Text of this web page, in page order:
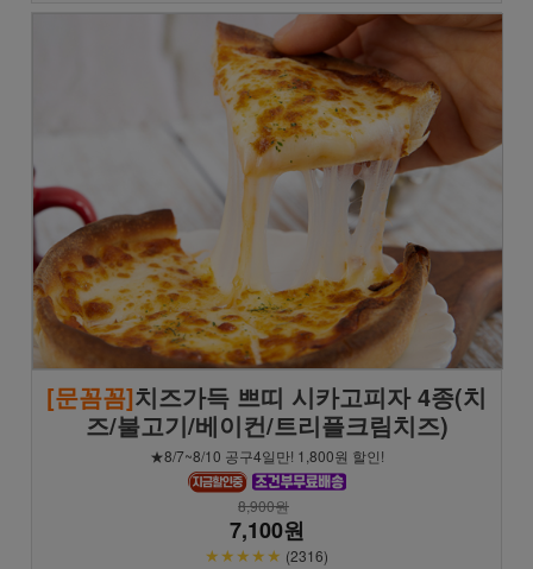
[문꼼꼼]치즈가득 쁘띠 시카고피자 4종(치
즈/불고기/베이컨/트리플크림치즈)
★8/7~8/10 공구4일만! 1,800원 할인!
8,900원
7,100원
★★★★★ (2316)